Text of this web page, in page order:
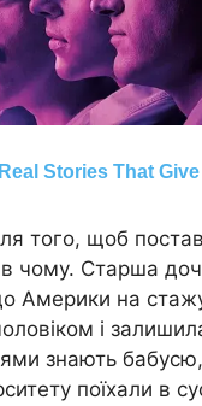
того, щоб
чому. Старша
Америки на
і
знають
поїхали в